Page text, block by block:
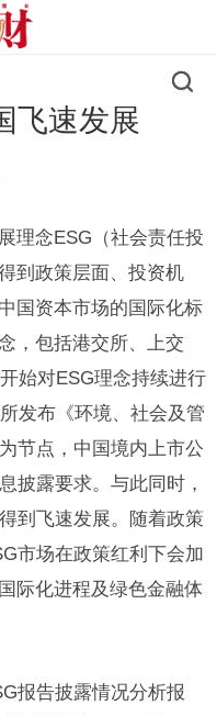
飞速发展
理念ESG（社会责任投
到政策层面、投资机
国资本市场的国际化标
，包括港交所、上交
始对ESG理念持续进行
发布《环境、社会及管
节点，中国境内上市公
披露要求。与此同时，
到飞速发展。随着政策
市场在政策红利下会加
际化进程及绿色金融体
报告披露情况分析报